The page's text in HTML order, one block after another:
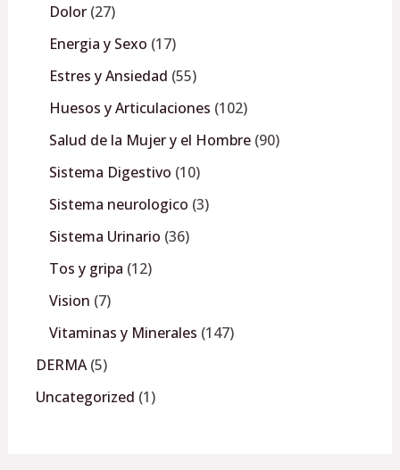
Dolor 27
Energia y Sexo 17
Estres y Ansiedad 55
Huesos y Articulaciones 102
Salud de la Mujer y el Hombre 90
Sistema Digestivo 10
Sistema neurologico 3
Sistema Urinario 36
Tos y gripa 12
Vision 7
Vitaminas y Minerales 147
DERMA 5
Uncategorized 1